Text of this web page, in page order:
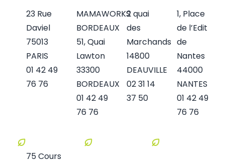
23 Rue
Daviel
75013
PARIS
01 42 49
76 76
MAMAWORKS
BORDEAUX
51, Quai
Lawton
33300
BORDEAUX
01 42 49
76 76
2 quai
des
Marchands
14800
DEAUVILLE
02 31 14
37 50
1, Place
de l’Edit
de
Nantes
44000
NANTES
01 42 49
76 76
75 Cours